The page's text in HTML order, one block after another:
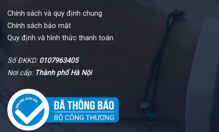
Chính sách và quy định chung
Chính sách bảo mật
Quy định và hình thức thanh toán
Số ĐKKD:0107963405
Nơi cấp: Thành phố Hà Nội